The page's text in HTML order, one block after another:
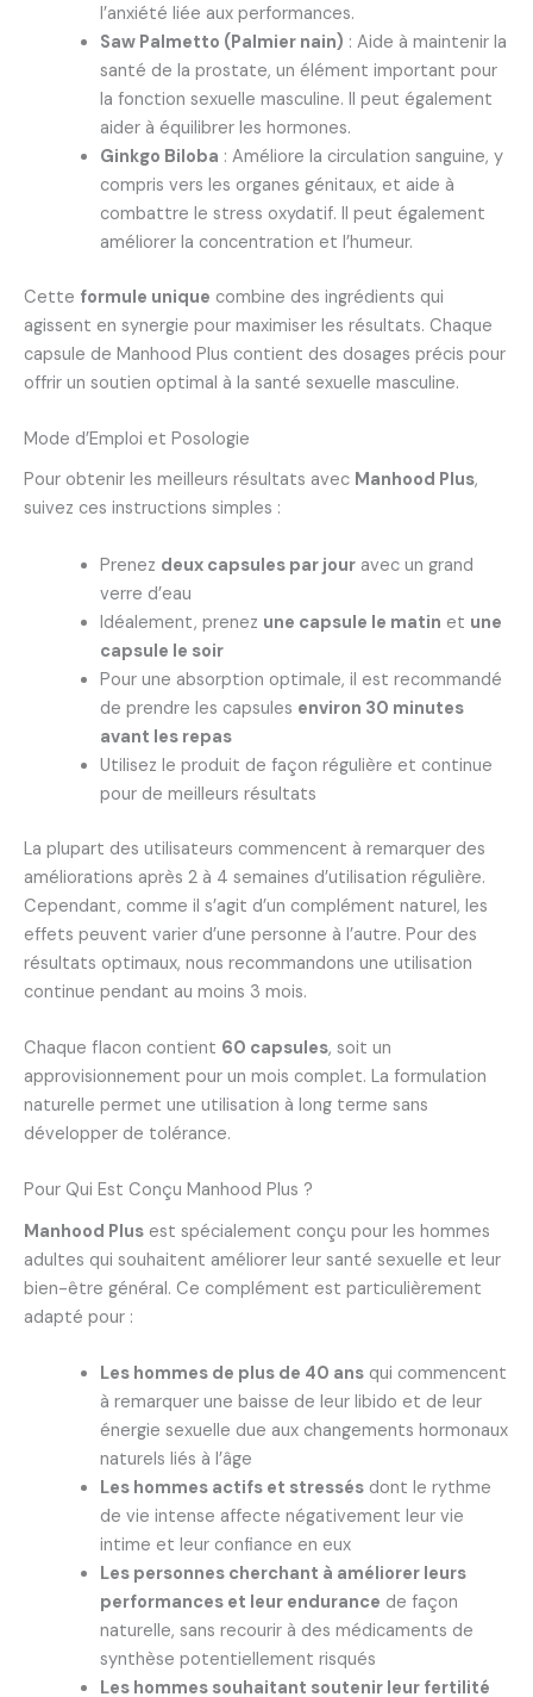
l’anxiété liée aux performances.
Saw Palmetto (Palmier nain) : Aide à maintenir la
santé de la prostate, un élément important pour
la fonction sexuelle masculine. Il peut également
aider à équilibrer les hormones.
Ginkgo Biloba : Améliore la circulation sanguine, y
compris vers les organes génitaux, et aide à
combattre le stress oxydatif. Il peut également
améliorer la concentration et l’humeur.
Cette formule unique combine des ingrédients qui
agissent en synergie pour maximiser les résultats. Chaque
capsule de Manhood Plus contient des dosages précis pour
offrir un soutien optimal à la santé sexuelle masculine.
Mode d’Emploi et Posologie
Pour obtenir les meilleurs résultats avec Manhood Plus,
suivez ces instructions simples :
Prenez deux capsules par jouravec un grand
verre d’eau
Idéalement, prenez une capsule le matin et une
capsule le soir
Pour une absorption optimale, il est recommandé
de prendre les capsules environ 30 minutes
avant les repas
Utilisez le produit de façon régulière et continue
pour de meilleurs résultats
La plupart des utilisateurs commencent à remarquer des
améliorations après 2 à 4 semaines d’utilisation régulière.
Cependant, comme il s’agit d’un complément naturel, les
effets peuvent varier d’une personne à l’autre. Pour des
résultats optimaux, nous recommandons une utilisation
continue pendant au moins 3 mois.
Chaque flacon contient 60 capsules, soit un
approvisionnement pour un mois complet. La formulation
naturelle permet une utilisation à long terme sans
développer de tolérance.
Pour Qui Est Conçu Manhood Plus ?
Manhood Plus est spécialement conçu pour les hommes
adultes qui souhaitent améliorer leur santé sexuelle et leur
bien-être général. Ce complément est particulièrement
adapté pour :
Les hommes de plus de 40 ansqui commencent
à remarquer une baisse de leur libido et de leur
énergie sexuelle due aux changements hormonaux
naturels liés à l’âge
Les hommes actifs et stressésdont le rythme
de vie intense affecte négativement leur vie
intime et leur confiance en eux
Les personnes cherchant à améliorer leurs
performances et leur endurance de façon
naturelle, sans recourir à des médicaments de
synthèse potentiellement risqués
Les hommes souhaitant soutenir leur fertilité